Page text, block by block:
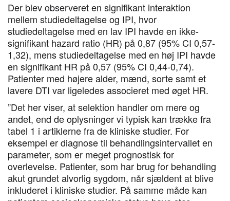
Der blev observeret en signifikant interaktion
mellem studiedeltagelse og IPI, hvor
studiedeltagelse med en lav IPI havde en ikke-
signifikant hazard ratio (HR) på 0,87 (95% CI 0,57-
1,32), mens studiedeltagelse med en høj IPI havde
en signifikant HR på 0,57 (95% CI 0,44-0,74).
Patienter med højere alder, mænd, sorte samt et
lavere DTI var ligeledes associeret med øget HR.
”Det her viser, at selektion handler om mere og
andet, end de oplysninger vi typisk kan trække fra
tabel 1 i artiklerne fra de kliniske studier. For
eksempel er diagnose til behandlingsintervallet en
parameter, som er meget prognostisk for
overlevelse. Patienter, som har brug for behandling
akut grundet alvorlig sygdom, når sjældent at blive
inkluderet i kliniske studier. På samme måde kan